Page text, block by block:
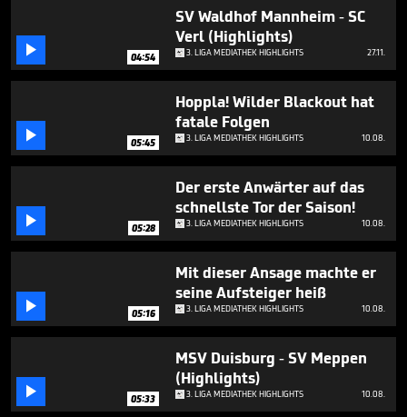
 04:54
SV Waldhof Mannheim - SC
Verl (Highlights)
3. LIGA MEDIATHEK HIGHLIGHTS 27.11.
 05:45
Hoppla! Wilder Blackout hat
fatale Folgen
3. LIGA MEDIATHEK HIGHLIGHTS 10.08.
 05:28
Der erste Anwärter auf das
schnellste Tor der Saison!
3. LIGA MEDIATHEK HIGHLIGHTS 10.08.
 05:16
Mit dieser Ansage machte er
seine Aufsteiger heiß
3. LIGA MEDIATHEK HIGHLIGHTS 10.08.
 05:33
MSV Duisburg - SV Meppen
(Highlights)
3. LIGA MEDIATHEK HIGHLIGHTS 10.08.